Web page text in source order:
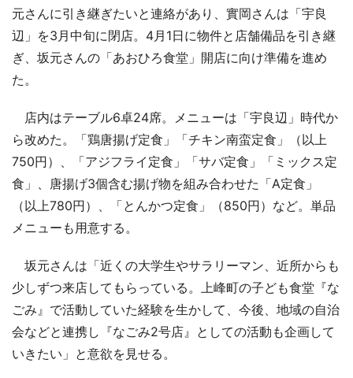
元さんに引き継ぎたいと連絡があり、實岡さんは「宇良
辺」を3月中旬に閉店。4月1日に物件と店舗備品を引き継
ぎ、坂元さんの「あおひろ食堂」開店に向け準備を進め
た。
店内はテーブル6卓24席。メニューは「宇良辺」時代か
ら改めた。「鶏唐揚げ定食」「チキン南蛮定食」（以上
750円）、「アジフライ定食」「サバ定食」「ミックス定
食」、唐揚げ3個含む揚げ物を組み合わせた「A定食」
（以上780円）、「とんかつ定食」（850円）など。単品
メニューも用意する。
坂元さんは「近くの大学生やサラリーマン、近所からも
少しずつ来店してもらっている。上峰町の子ども食堂『な
ごみ』で活動していた経験を生かして、今後、地域の自治
会などと連携し『なごみ2号店』としての活動も企画して
いきたい」と意欲を見せる。